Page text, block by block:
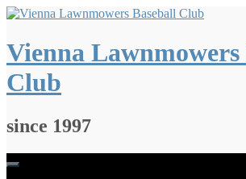
Springe
Inhalt
Vienna Lawnmowers
Club
since 1997